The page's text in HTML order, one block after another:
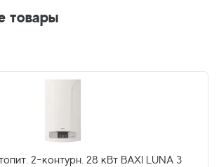
товары
2-контурн. 28 кВт BAXI LUNA 3